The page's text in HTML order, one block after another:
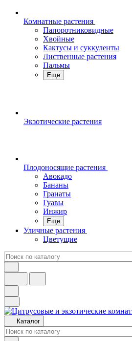
Комнатные растения
Папоротниковидные
Хвойные
Кактусы и суккуленты
Лиственные растения
Пальмы
Еще
Экзотические растения
Плодоносящие растения
Авокадо
Бананы
Гранаты
Гуавы
Инжир
Еще
Уличные растения
Цветущие
Каталог